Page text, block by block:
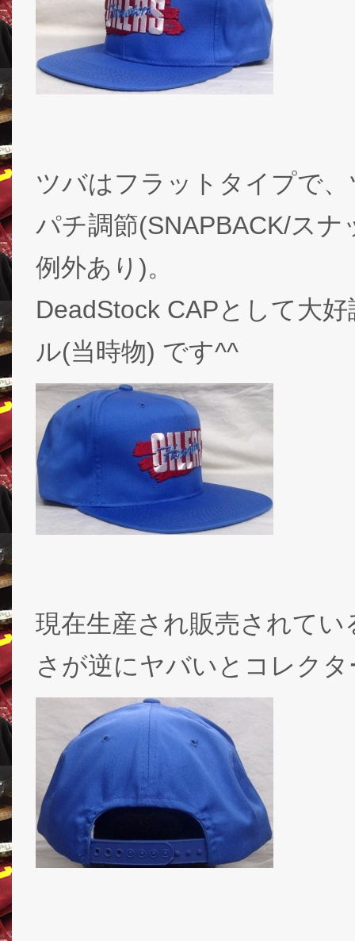
ツバはフラットタイプで
パチ調節(SNAPBACK/ス
例外あり)。
DeadStock CAPとして大
ル(当時物) です^^
現在生産され販売されて
さが逆にヤバいとコレク